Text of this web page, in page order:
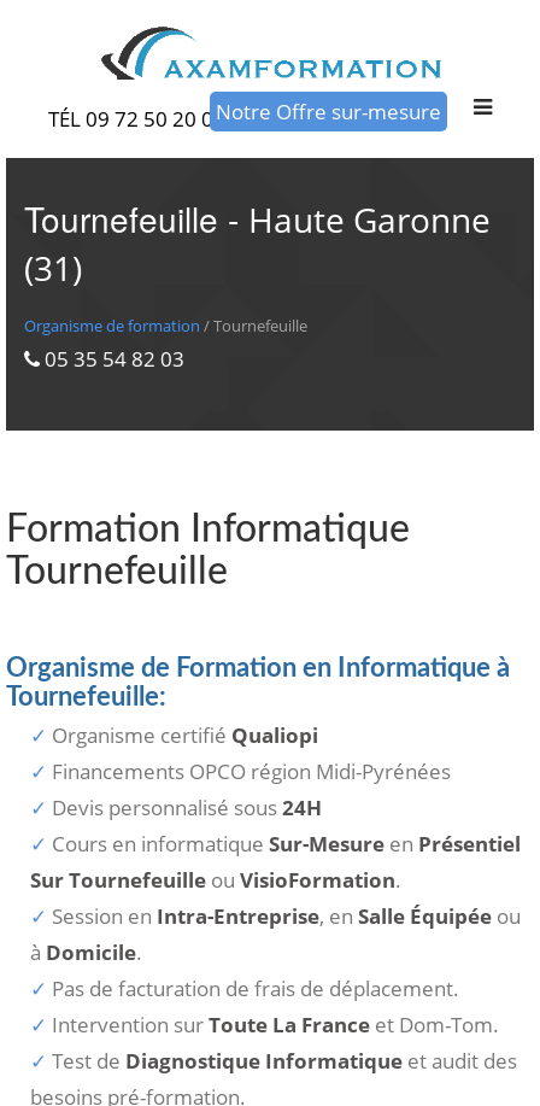
Notre Offre sur-mesure
TÉL 09 72 50 20 00
Tournefeuille - Haute Garonne
(31)
Organisme de formation / Tournefeuille
05 35 54 82 03
Formation Informatique
Tournefeuille
Organisme de Formation en Informatique à
Tournefeuille:
Organisme certifié Qualiopi
Financements OPCO région Midi-Pyrénées
Devis personnalisé sous24H
Cours en informatique Sur-Mesure en Présentiel
Sur Tournefeuille ou VisioFormation.
Session en Intra-Entreprise, en Salle Équipée ou
à Domicile.
Pas de facturation de frais de déplacement.
Intervention surToute La France et Dom-Tom.
Test de Diagnostique Informatique et audit des
besoins pré-formation.